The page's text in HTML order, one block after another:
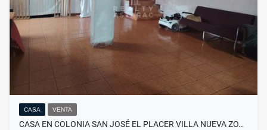
CASA VENTA
CASA EN COLONIA SAN JOSÉ EL PLACER VILLA NUEVA ZO…